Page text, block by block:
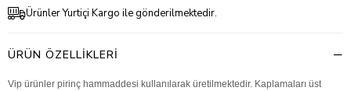
Ürünler Yurtiçi Kargo ile gönderilmektedir.
ÜRÜN ÖZELLIKLERI
Vip ürünler pirinç hammaddesi kullanılarak üretilmektedir. Kaplamaları üst